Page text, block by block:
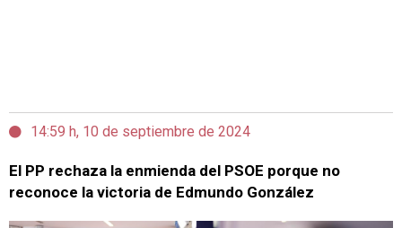
14:59 h, 10 de septiembre de 2024
El PP rechaza la enmienda del PSOE porque no
reconoce la victoria de Edmundo González